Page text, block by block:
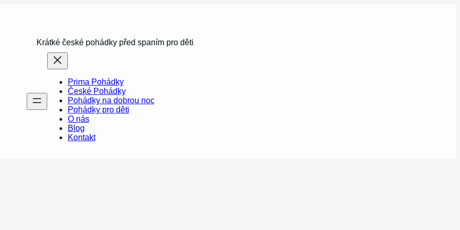
Krátké české pohádky před spaním pro děti
Prima Pohádky
České Pohádky
Pohádky na dobrou noc
Pohádky pro děti
O nás
Blog
Kontakt